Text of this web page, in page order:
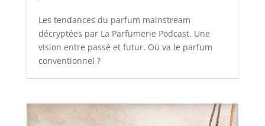
Les tendances du parfum mainstream
décryptées par La Parfumerie Podcast. Une
vision entre passé et futur. Où va le parfum
conventionnel ?